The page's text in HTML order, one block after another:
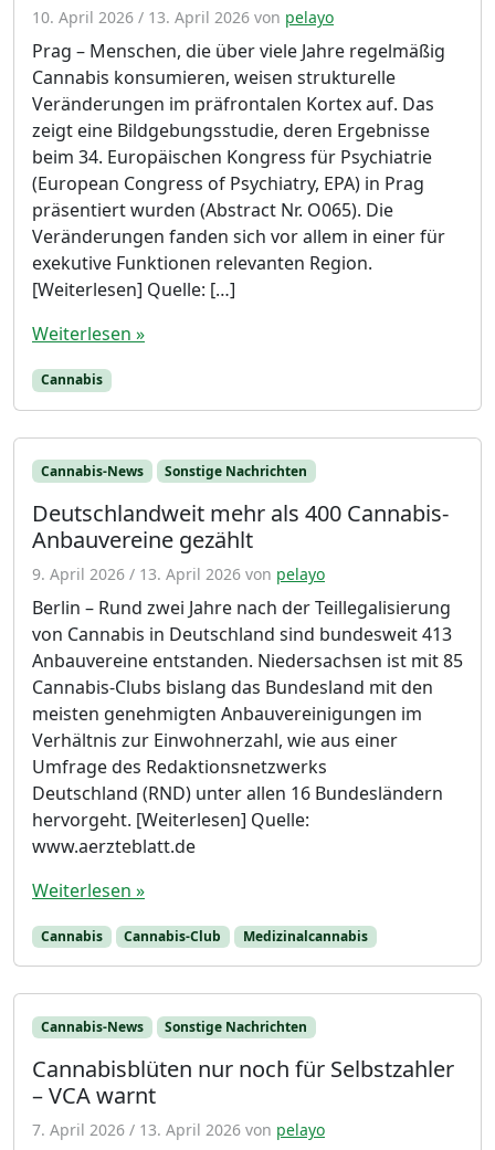
10. April 2026 / 13. April 2026 von pelayo
Prag – Menschen, die über viele Jahre regelmäßig
Cannabis konsumieren, weisen strukturelle
Veränderungen im präfrontalen Kortex auf. Das
zeigt eine Bildgebungsstudie, deren Ergebnisse
beim 34. Europäischen Kongress für Psychiatrie
(European Congress of Psychiatry, EPA) in Prag
präsentiert wurden (Abstract Nr. O065). Die
Veränderungen fanden sich vor allem in einer für
exekutive Funktionen relevanten Region.
[Weiterlesen] Quelle: […]
Weiterlesen »
Cannabis
Cannabis-News Sonstige Nachrichten
Deutschlandweit mehr als 400 Cannabis-
Anbauvereine gezählt
9. April 2026 / 13. April 2026 von pelayo
Berlin – Rund zwei Jahre nach der Teillegalisierung
von Cannabis in Deutschland sind bundesweit 413
Anbauvereine entstanden. Niedersachsen ist mit 85
Cannabis-Clubs bislang das Bundesland mit den
meisten genehmigten Anbauvereinigungen im
Verhältnis zur Einwohnerzahl, wie aus einer
Umfrage des Redaktionsnetzwerks
Deutschland (RND) unter allen 16 Bundesländern
hervorgeht. [Weiterlesen] Quelle:
www.aerzteblatt.de
Weiterlesen »
Cannabis Cannabis-Club Medizinalcannabis
Cannabis-News Sonstige Nachrichten
Cannabisblüten nur noch für Selbstzahler
– VCA warnt
7. April 2026 / 13. April 2026 von pelayo